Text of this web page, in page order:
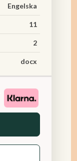
Engelska
11
2
docx